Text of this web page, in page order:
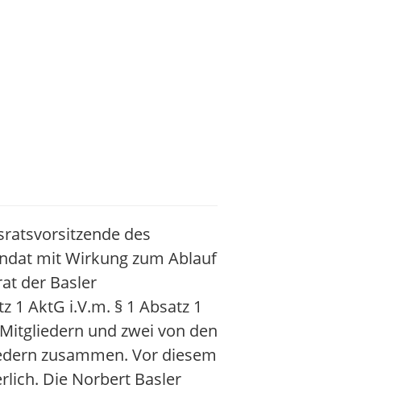
des
mit Wirkung zum Ablauf
der Basler
1 AktG i.V.m. § 1 Absatz 1
und zwei von den
zusammen. Vor diesem
Die Norbert Basler